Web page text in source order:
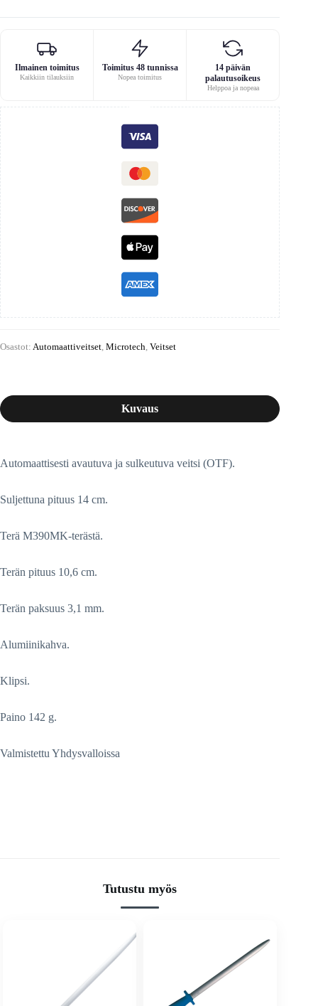
Ilmainen toimitus
Kaikkiin tilauksiin
Toimitus 48 tunnissa
Nopea toimitus
14 päivän
palautusoikeus
Helppoa ja nopeaa
Osastot: Automaattiveitset Microtech Veitset
Kuvaus
Automaattisesti avautuva ja sulkeutuva veitsi (OTF).
Suljettuna pituus 14 cm.
Terä M390MK-terästä.
Terän pituus 10,6 cm.
Terän paksuus 3,1 mm.
Alumiinikahva.
Klipsi.
Paino 142 g.
Valmistettu Yhdysvalloissa
Tutustu myös